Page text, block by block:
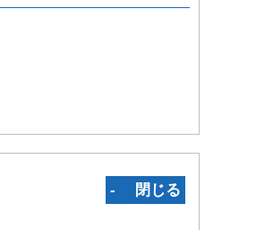
‐ 閉じる